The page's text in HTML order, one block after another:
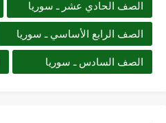
الصف الحادي عشر ـ سوريا
الصف الرابع الأساسي ـ سوريا
الصف السادس ـ سوريا